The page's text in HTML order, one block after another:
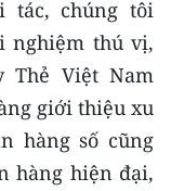
tác, chúng tôi
nghiệm thú vị,
Thẻ Việt Nam
giới thiệu xu
hàng số cũng
hàng hiện đại,